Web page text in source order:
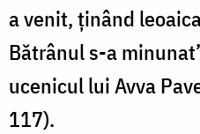
a venit, ținând
Bătrânul s-a
ucenicul lui Avva
117).